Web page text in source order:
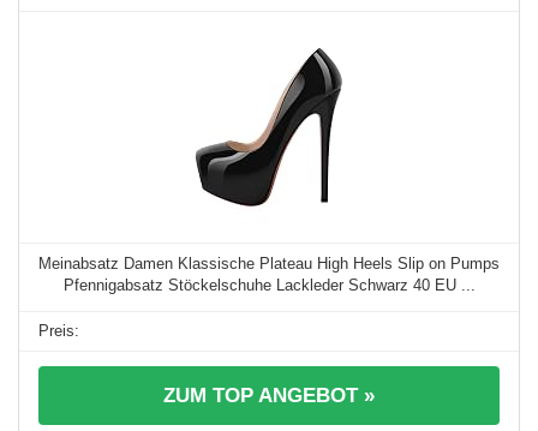
Meinabsatz Damen Klassische Plateau High Heels Slip on Pumps
Pfennigabsatz Stöckelschuhe Lackleder Schwarz 40 EU ...
ZUM TOP ANGEBOT »